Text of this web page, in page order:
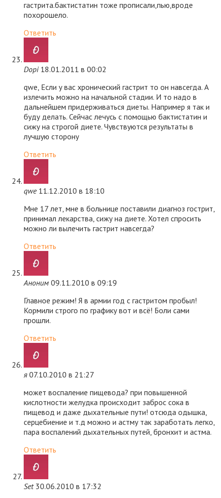
гастрита.бактистатин тоже прописали,пью,вроде
похорошело.
Ответить
Dopi 18.01.2011 в 00:02
qwe, Если у вас хронический гастрит то он навсегда. А
излечить можно на начальной стадии. И то надо в
дальнейшем придерживаться диеты. Например я так и
буду делать. Сейчас лечусь с помощью бактистатин и
сижу на строгой диете. Чувствуются результаты в
лучшую сторону
Ответить
qwe 11.12.2010 в 18:10
Мне 17 лет, мне в больнице поставили диагноз гострит,
принимал лекарства, сижу на диете. Хотел спросить
можно ли вылечить гастрит навсегда?
Ответить
Аноним 09.11.2010 в 09:19
Главное режим! Я в армии год с гастритом пробыл!
Кормили строго по графику вот и всё! Боли сами
прошли.
Ответить
я 07.10.2010 в 21:27
может воспаление пищевода? при повышенной
кислотности желудка происходит заброс сока в
пищевод и даже дыхательные пути! отсюда одышка,
серцебиение и т.д можно и астму так заработать легко,
пара воспалений дыхательных путей, бронхит и астма.
Ответить
Set 30.06.2010 в 17:32